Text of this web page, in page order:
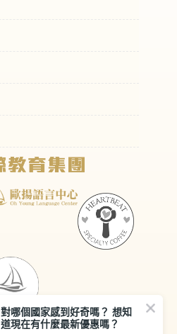
對哪個國家感到好奇嗎？ 想知
道現在有什麼最新優惠嗎？